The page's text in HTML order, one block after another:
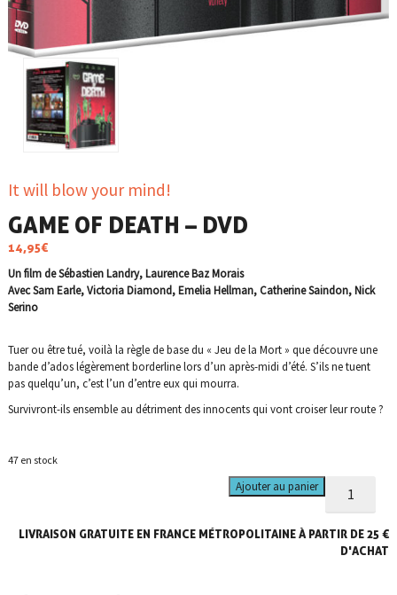
It will blow your mind!
GAME OF DEATH – DVD
14,95€
Un film de Sébastien Landry, Laurence Baz Morais
Avec Sam Earle, Victoria Diamond, Emelia Hellman, Catherine Saindon, Nick
Serino
Tuer ou être tué, voilà la règle de base du « Jeu de la Mort » que découvre une
bande d’ados légèrement borderline lors d’un après-midi d’été. S’ils ne tuent
pas quelqu’un, c’est l’un d’entre eux qui mourra.
Survivront-ils ensemble au détriment des innocents qui vont croiser leur route ?
47 en stock
de
Game
of
Death
Ajouter au panier
LIVRAISON GRATUITE EN FRANCE MÉTROPOLITAINE À PARTIR DE 25 €
D'ACHAT